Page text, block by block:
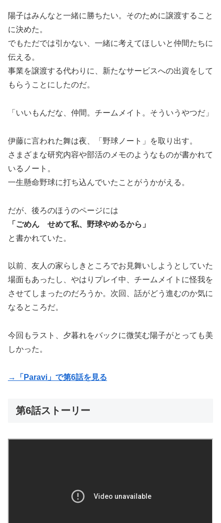
陽子はみんなと一緒に勝ちたい。そのために譲渡すること
に決めた。
でもただでは引かない、一緒に考えてほしいと仲間たちに
伝える。
事業を譲渡する代わりに、新たなサービスへの出資をして
もらうことにしたのだ。
「いいもんだな、仲間。チームメイト。そういうやつだ」
伊藤に言われた舞は夜、「野球ノート」を取り出す。
さまざまな研究内容や部活のメモのようなものが書かれて
いるノート。
一生懸命野球に打ち込んでいたことがうかがえる。
だが、後ろのほうのページには
「ごめん せめて私、野球やめるから」
と書かれていた。
以前、友人の家らしきところでお見舞いしようとしていた
場面もあったし、やはりプレイ中、チームメイトに怪我を
させてしまったのだろうか。次回、話がどう進むのか気に
なるところだ。
今回もラスト、夕暮れをバックに微笑む陽子がとっても美
しかった。
→「Paravi」で第6話を見る
第6話ストーリー